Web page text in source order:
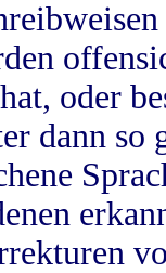
oder
dann